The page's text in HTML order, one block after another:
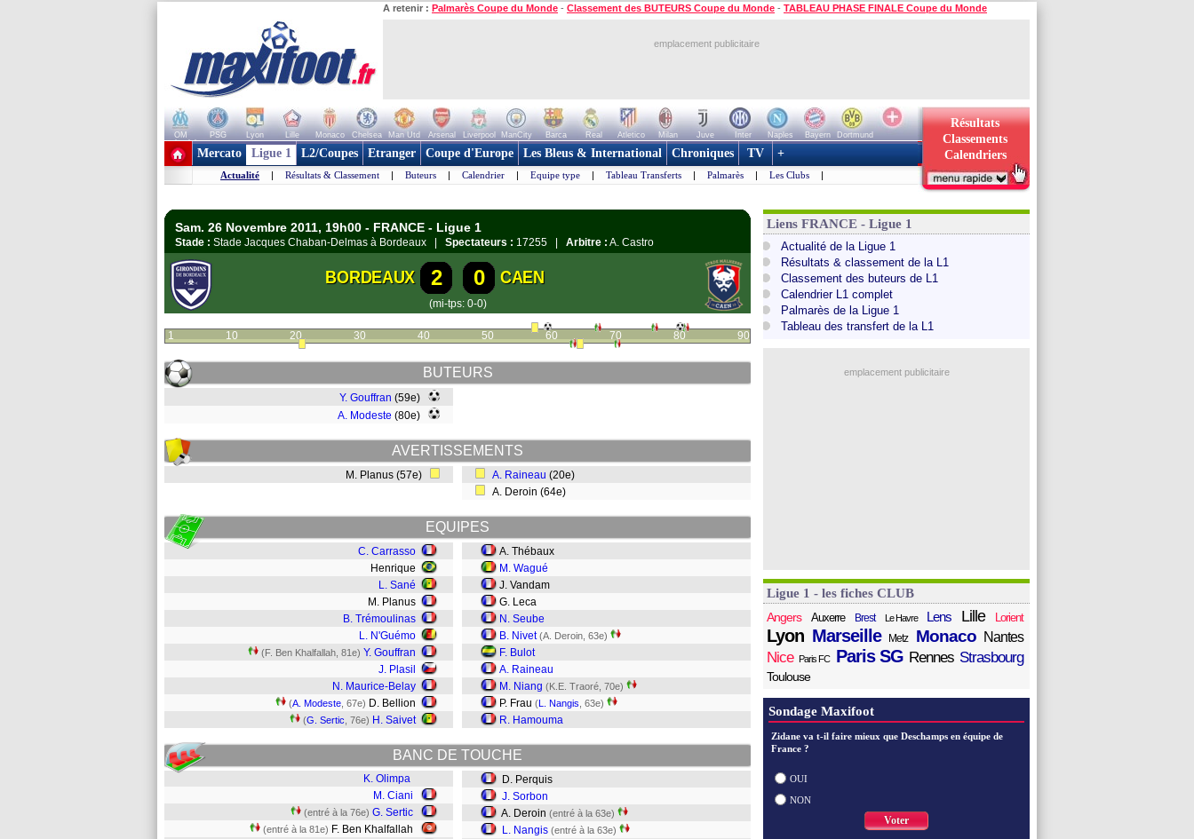
A retenir : Palmarès Coupe du Monde - Classement des BUTEURS Coupe du Monde - TABLEAU PHASE FINALE Coupe du Monde
emplacement publicitaire
OM PSG Lyon Lille Monaco Chelsea Man Utd Arsenal Liverpool ManCity Barca Real Atletico Milan Juve Inter Naples Bayern
Dortmund
+ de clubs
Résultats
Classements
Calendriers
Mercato Ligue 1 L2/Coupes Etranger Coupe d'Europe Les Bleus & International Chroniques TV +
Actualité | Résultats & Classement | Buteurs | Calendrier | Equipe type | Tableau Transferts | Palmarès | Les Clubs |
Sam. 26 Novembre 2011, 19h00 - FRANCE - Ligue 1
Stade : Stade Jacques Chaban-Delmas à Bordeaux | Spectateurs : 17255 | Arbitre : A. Castro
BORDEAUX 2 0 CAEN
(mi-tps: 0-0)
1 10 20 30 40 50 60 70 80 90
BUTEURS
Y. Gouffran (59e)
A. Modeste (80e)
AVERTISSEMENTS
M. Planus (57e) A. Raineau (20e)
A. Deroin (64e)
EQUIPES
C. Carrasso
Henrique
L. Sané
M. Planus
B. Trémoulinas
L. N'Guémo
(F. Ben Khalfallah, 81e) Y. Gouffran
J. Plasil
N. Maurice-Belay
(A. Modeste , 67e) D. Bellion
(G. Sertic , 76e) H. Saivet
A. Thébaux
M. Wagué
J. Vandam
G. Leca
N. Seube
B. Nivet (A. Deroin, 63e)
F. Bulot
A. Raineau
M. Niang (K.E. Traoré, 70e)
P. Frau (L. Nangis , 63e)
R. Hamouma
BANC DE TOUCHE
K. Olimpa
M. Ciani
(entré à la 76e) G. Sertic
(entré à la 81e) F. Ben Khalfallah
D. Perquis
J. Sorbon
A. Deroin (entré à la 63e)
L. Nangis (entré à la 63e)
Liens FRANCE - Ligue 1
Actualité de la Ligue 1
Résultats & classement de la L1
Classement des buteurs de L1
Calendrier L1 complet
Palmarès de la Ligue 1
Tableau des transfert de la L1
emplacement publicitaire
Ligue 1 - les fiches CLUB
Angers
Auxerre Brest Le Havre Lens Lille Lorient
Lyon Marseille Metz Monaco Nantes
Nice Paris FC Paris SG Rennes Strasbourg
Toulouse
Sondage Maxifoot
Zidane va t-il faire mieux que Deschamps en équipe de
France ?
OUI
NON
Voter